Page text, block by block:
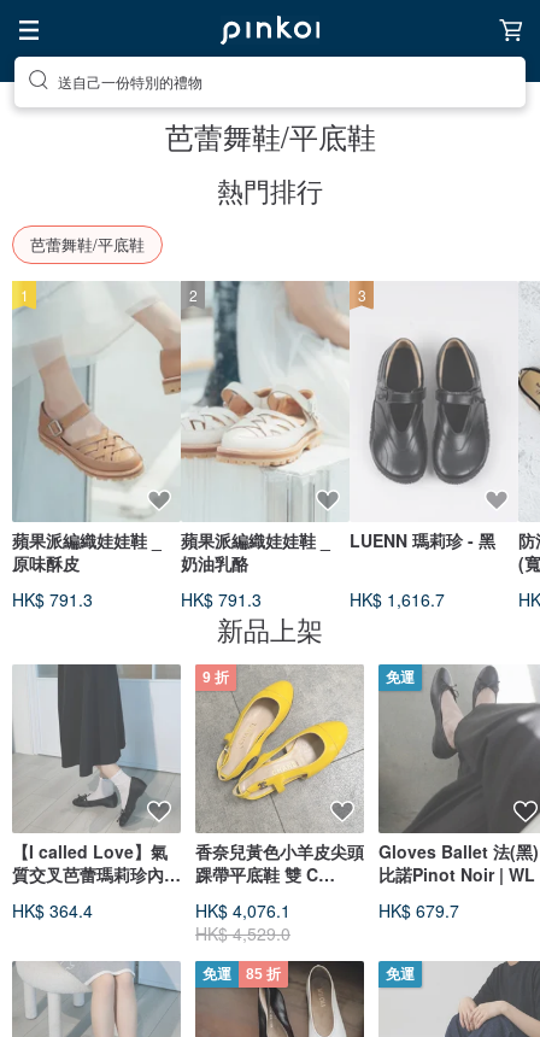
送自己一份特別的禮物
芭蕾舞鞋/平底鞋
熱門排行
芭蕾舞鞋/平底鞋
蘋果派編織娃娃鞋 _
原味酥皮
HK$ 791.3
1
蘋果派編織娃娃鞋 _
奶油乳酪
HK$ 791.3
2
LUENN 瑪莉珍 - 黑
HK$ 1,616.7
3
防
(
新品上架
【I called Love】氣
質交叉芭蕾瑪莉珍內增
HK$ 364.4
9 折
香奈兒黃色小羊皮尖頭
踝帶平底鞋 雙 C
23 公分
HK$ 4,076.1
HK$ 4,529.0
免運 85 折
免運
Gloves Ballet 法(黑)
比諾Pinot Noir | WL
HK$ 679.7
免運